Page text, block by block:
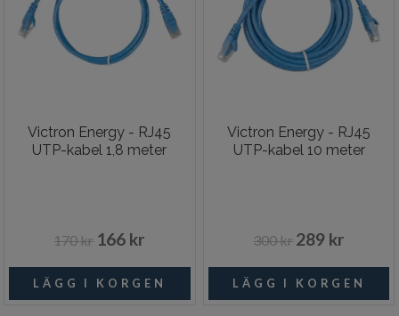
Victron Energy - RJ45
UTP-kabel 1,8 meter
170 kr 166 kr
Victron Energy - RJ45
UTP-kabel 10 meter
300 kr 289 kr